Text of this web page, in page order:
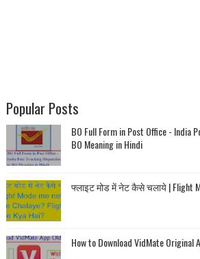
Popular Posts
BO Full Form in Post Office - India
BO Meaning in Hindi
फ्लाइट मोड में नेट कैसे चलाये | Flight
How to Download VidMate Original